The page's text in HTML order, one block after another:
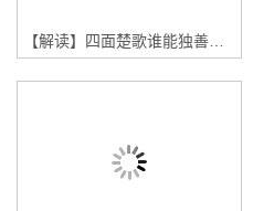
【解读】四面楚歌谁能独善其身——限售政策解读